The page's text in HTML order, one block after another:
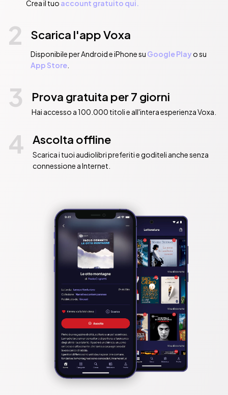
Crea il tuo account gratuito qui.
2 Scarica l'app Voxa
Disponibile per Android e iPhone su Google Playo su
App Store.
3 Prova gratuita per 7 giorni
Hai accesso a 100.000 titoli e all'intera esperienza Voxa.
4 Ascolta offline
Scarica i tuoi audiolibri preferiti e goditeli anche senza
connessione a Internet.